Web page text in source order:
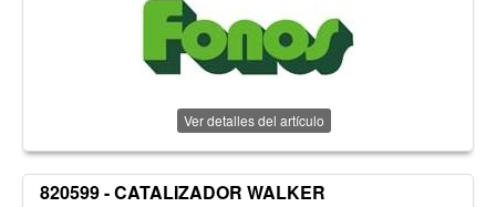
Ver detalles del artículo
820599 - CATALIZADOR WALKER